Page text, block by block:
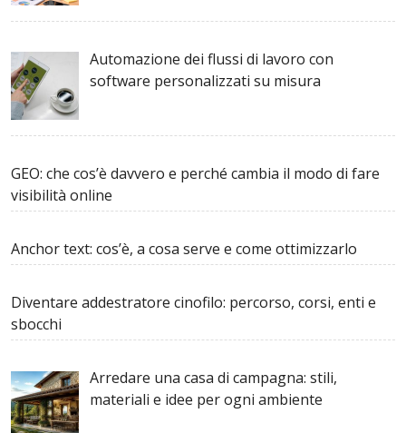
Automazione dei flussi di lavoro con
software personalizzati su misura
GEO: che cos’è davvero e perché cambia il modo di fare
visibilità online
Anchor text: cos’è, a cosa serve e come ottimizzarlo
Diventare addestratore cinofilo: percorso, corsi, enti e
sbocchi
Arredare una casa di campagna: stili,
materiali e idee per ogni ambiente